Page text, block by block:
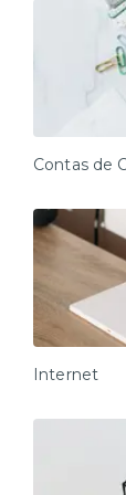
- Visitas
Durante a
às 23h e
OBS:
Pensado
máximo
Contas de
Internet